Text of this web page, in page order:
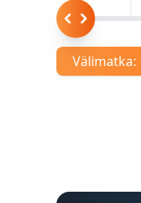
Välimatka: